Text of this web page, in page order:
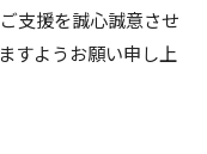
支援を誠心誠意させ
すようお願い申し上